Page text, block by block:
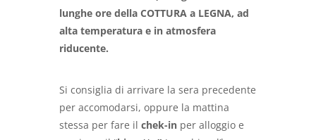
lunghe ore della COTTURA a LEGNA, ad
alta temperatura e in atmosfera
riducente.
Si consiglia di arrivare la sera precedente
per accomodarsi, oppure la mattina
stessa per fare il chek-in per alloggio e